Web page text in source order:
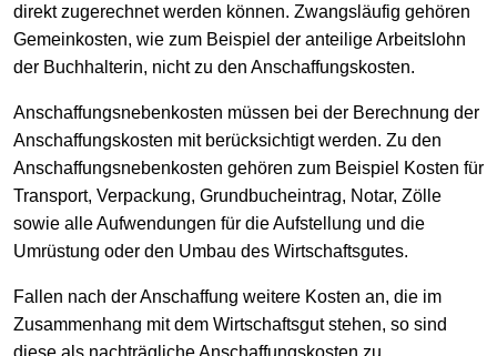
direkt zugerechnet werden können. Zwangsläufig gehören
Gemeinkosten, wie zum Beispiel der anteilige Arbeitslohn
der Buchhalterin, nicht zu den Anschaffungskosten.
Anschaffungsnebenkosten müssen bei der Berechnung der
Anschaffungskosten mit berücksichtigt werden. Zu den
Anschaffungsnebenkosten gehören zum Beispiel Kosten für
Transport, Verpackung, Grundbucheintrag, Notar, Zölle
sowie alle Aufwendungen für die Aufstellung und die
Umrüstung oder den Umbau des Wirtschaftsgutes.
Fallen nach der Anschaffung weitere Kosten an, die im
Zusammenhang mit dem Wirtschaftsgut stehen, so sind
diese als nachträgliche Anschaffungskosten zu